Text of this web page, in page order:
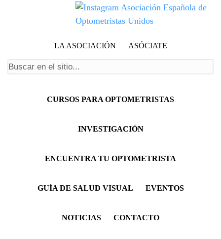
LA ASOCIACIÓN ASÓCIATE
Menú principal
CURSOS PARA OPTOMETRISTAS
INVESTIGACIÓN
ENCUENTRA TU OPTOMETRISTA
GUÍA DE SALUD VISUAL EVENTOS
NOTICIAS CONTACTO